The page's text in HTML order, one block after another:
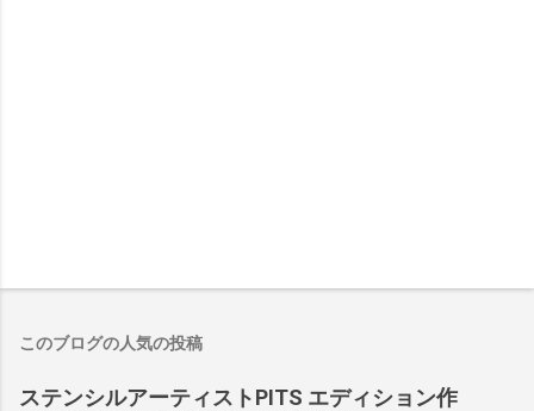
このブログの人気の投稿
ステンシルアーティストPITS エディション作